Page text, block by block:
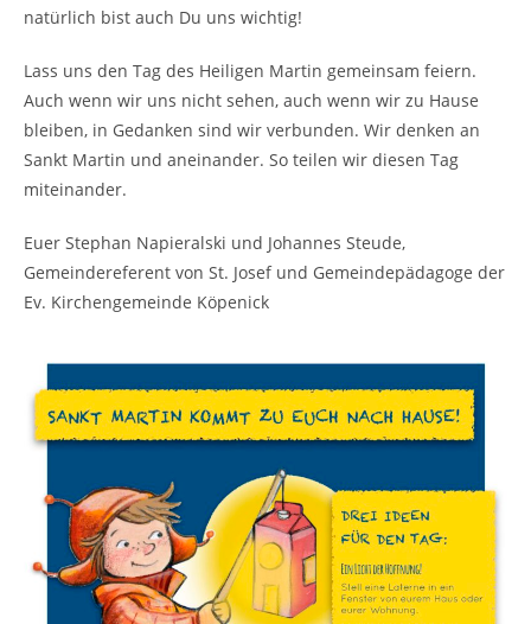
natürlich bist auch Du uns wichtig!
Lass uns den Tag des Heiligen Martin gemeinsam feiern.
Auch wenn wir uns nicht sehen, auch wenn wir zu Hause
bleiben, in Gedanken sind wir verbunden. Wir denken an
Sankt Martin und aneinander. So teilen wir diesen Tag
miteinander.
Euer Stephan Napieralski und Johannes Steude,
Gemeindereferent von St. Josef und Gemeindepädagoge der
Ev. Kirchengemeinde Köpenick